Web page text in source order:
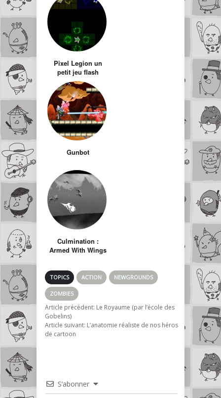
Pixel Legion un
petit jeu flash
d’action réflexion
Gunbot
Culmination :
Armed With Wings
TOPICS ACTION NEWGROUNDS
ZOMBIES
Article précédent: Le Royaume (par l’école des
Gobelins)
Article suivant: L’anatomie réaliste de nos héros
de cartoon
S’abonner